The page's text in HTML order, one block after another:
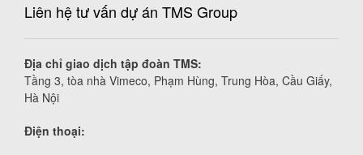
Liên hệ tư vấn dự án TMS Group
Địa chỉ giao dịch tập đoàn TMS:
Tầng 3, tòa nhà Vimeco, Phạm Hùng, Trung Hòa, Cầu Giấy,
Hà Nội
Điện thoại: